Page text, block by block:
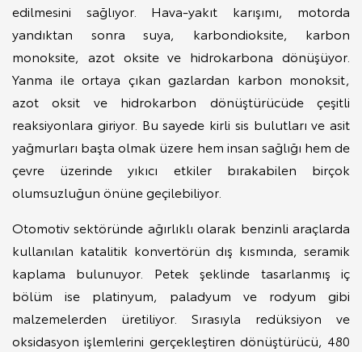
edilmesini sağlıyor. Hava-yakıt karışımı, motorda
yandıktan sonra suya, karbondioksite, karbon
monoksite, azot oksite ve hidrokarbona dönüşüyor.
Yanma ile ortaya çıkan gazlardan karbon monoksit,
azot oksit ve hidrokarbon dönüştürücüde çeşitli
reaksiyonlara giriyor. Bu sayede kirli sis bulutları ve asit
yağmurları başta olmak üzere hem insan sağlığı hem de
çevre üzerinde yıkıcı etkiler bırakabilen birçok
olumsuzluğun önüne geçilebiliyor.
Otomotiv sektöründe ağırlıklı olarak benzinli araçlarda
kullanılan katalitik konvertörün dış kısmında, seramik
kaplama bulunuyor. Petek şeklinde tasarlanmış iç
bölüm ise platinyum, paladyum ve rodyum gibi
malzemelerden üretiliyor. Sırasıyla redüksiyon ve
oksidasyon işlemlerini gerçekleştiren dönüştürücü, 480